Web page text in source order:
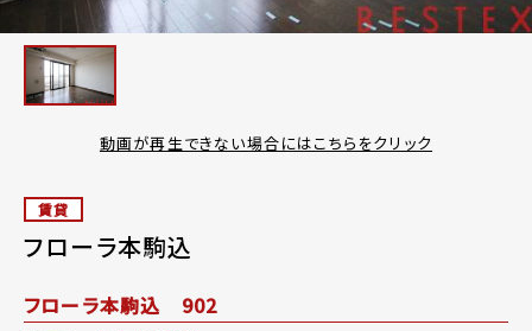
動画が再生できない場合にはこちらをクリック
賃貸
フローラ本駒込
フローラ本駒込 902